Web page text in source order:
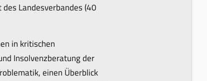
Landesverbandes (40
in kritischen
Insolvenzberatung der
einen Überblick